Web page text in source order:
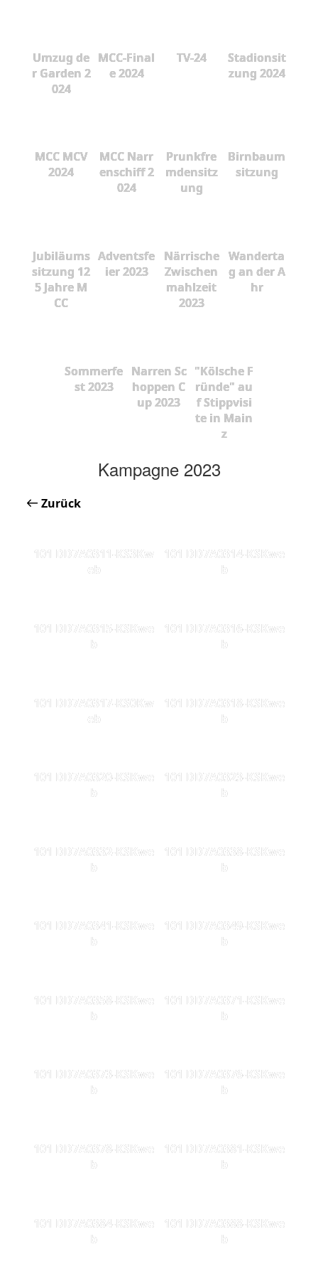
Umzug de
r Garden 2
024
MCC-Final
e 2024
TV-24
Stadionsit
zung 2024
MCC MCV
2024
MCC Narr
enschiff 2
024
Prunkfre
mdensitz
ung
Birnbaum
sitzung
Jubiläums
sitzung 12
5 Jahre M
CC
Adventsfe
ier 2023
Närrische
Zwischen
mahlzeit
2023
Wanderta
g an der A
hr
Sommerfe
st 2023
Narren Sc
hoppen C
up 2023
"Kölsche F
ründe" au
f Stippvisi
te in Main
z
Kampagne 2023
Zurück
101 DD7A0311-KS3Kw
eb
101 DD7A0314-KSKwe
b
101 DD7A0315-KSKwe
b
101 DD7A0316-KSKwe
b
101 DD7A0317-KS0Kw
eb
101 DD7A0318-KSKwe
b
101 DD7A0320-KSKwe
b
101 DD7A0323-KSKwe
b
101 DD7A0332-KSKwe
b
101 DD7A0338-KSKwe
b
101 DD7A0341-KSKwe
b
101 DD7A0349-KSKwe
b
101 DD7A0358-KSKwe
b
101 DD7A0371-KSKwe
b
101 DD7A0373-KSKwe
b
101 DD7A0376-KSKwe
b
101 DD7A0378-KSKwe
b
101 DD7A0381-KSKwe
b
101 DD7A0384-KSKwe
b
101 DD7A0388-KSKwe
b